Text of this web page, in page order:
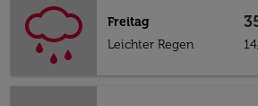
Freitag
Leichter Regen